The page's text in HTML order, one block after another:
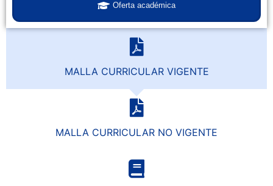
Oferta académica
MALLA CURRICULAR VIGENTE
MALLA CURRICULAR NO VIGENTE